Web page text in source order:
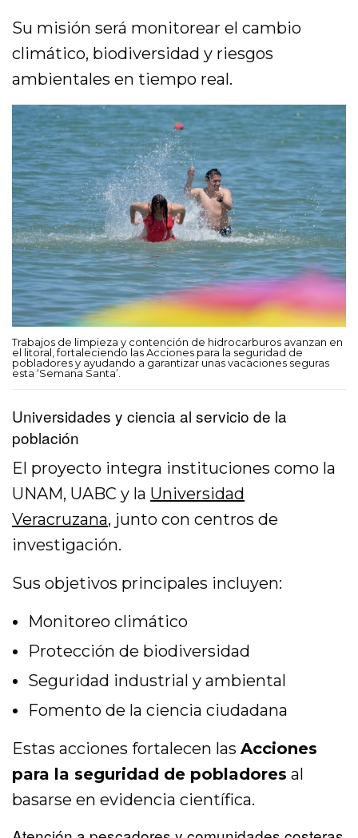
Su misión será monitorear el cambio
climático, biodiversidad y riesgos
ambientales en tiempo real.
Trabajos de limpieza y contención de hidrocarburos avanzan en
el litoral, fortaleciendo las Acciones para la seguridad de
pobladores y ayudando a garantizar unas vacaciones seguras
esta ‘Semana Santa’.
Universidades y ciencia al servicio de la
población
El proyecto integra instituciones como la
UNAM, UABC y la Universidad
Veracruzana, junto con centros de
investigación.
Sus objetivos principales incluyen:
Monitoreo climático
Protección de biodiversidad
Seguridad industrial y ambiental
Fomento de la ciencia ciudadana
Estas acciones fortalecen lasAcciones
para la seguridad de pobladores al
basarse en evidencia científica.